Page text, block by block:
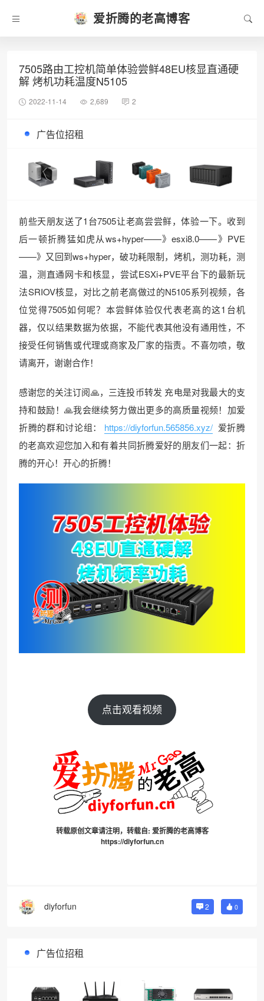
爱折腾的老高博客
7505路由工控机简单体验尝鲜48EU核显直通硬
解 烤机功耗温度N5105
2022-11-14 2,689 2
广告位招租
前些天朋友送了1台7505让老高尝尝鲜，体验一下。收到
后一顿折腾猛如虎从ws+hyper——》esxi8.0——》PVE
——》又回到ws+hyper，破功耗限制，烤机，测功耗，测
温，测直通网卡和核显，尝试ESXi+PVE平台下的最新玩
法SRIOV核显，对比之前老高做过的N5105系列视频，各
位觉得7505如何呢？本尝鲜体验仅代表老高的这1台机
器，仅以结果数据为依据，不能代表其他没有通用性，不
接受任何销售或代理或商家及厂家的指责。不喜勿喷，敬
请离开，谢谢合作！
感谢您的关注订阅🙏，三连投币转发 充电是对我最大的支
持和鼓励！🙏我会继续努力做出更多的高质量视频！加爱
折腾的群和讨论组：
https://diyforfun.565856.xyz/ 爱折腾
的老高欢迎您加入和有着共同折腾爱好的朋友们一起：折
腾的开心！开心的折腾！
点击观看视频
转载原创文章请注明，转载自: 爱折腾的老高博客
https://diyforfun.cn
diyforfun 2 0
广告位招租